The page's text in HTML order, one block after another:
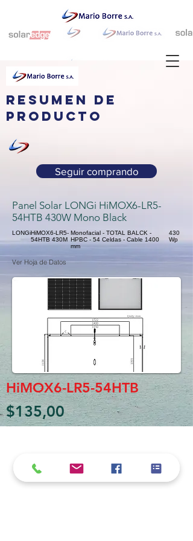
resumen de
producto
Seguir comprando
Panel Solar LONGi HiMOX6-LR5-
54HTB 430W Mono Black
LONGiHiMOX6-LR5-
54HTB 430M
Monofacial - TOTAL BALCK -
HPBC - 54 Celdas - Cable 1400
mm
430
Wp
Ver Hoja de Datos
HiMOX6-LR5-54HTB
$135,00
Al seguir navegando en la página se considera
que acepta nuestra política de cookies.